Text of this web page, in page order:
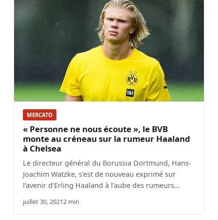
MERCATO
« Personne ne nous écoute », le BVB
monte au créneau sur la rumeur Haaland
à Chelsea
Le directeur général du Borussia Dortmund, Hans-
Joachim Watzke, s’est de nouveau exprimé sur
l’avenir d’Erling Haaland à l’aube des rumeurs…
juillet 30, 20212 min